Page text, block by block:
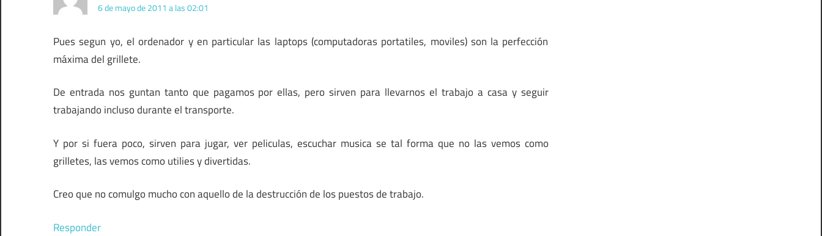
6 de mayo de 2011 a las 02:01
Pues segun yo, el ordenador y en particular las laptops (computadoras portatiles, moviles) son la perfección
máxima del grillete.
De entrada nos guntan tanto que pagamos por ellas, pero sirven para llevarnos el trabajo a casa y seguir
trabajando incluso durante el transporte.
Y por si fuera poco, sirven para jugar, ver peliculas, escuchar musica se tal forma que no las vemos como
grilletes, las vemos como utilies y divertidas.
Creo que no comulgo mucho con aquello de la destrucción de los puestos de trabajo.
Responder